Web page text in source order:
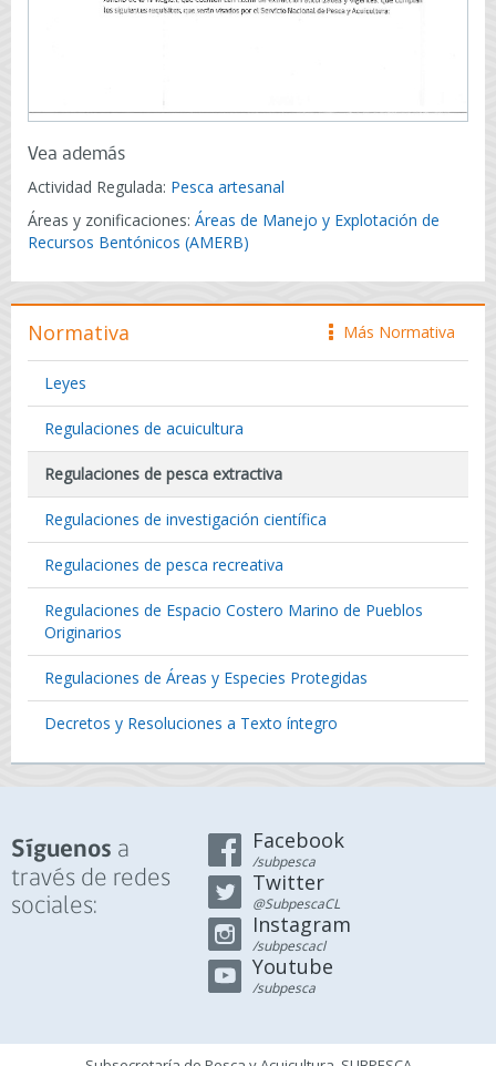
Vea además
Actividad Regulada: Pesca artesanal
Áreas y zonificaciones: Áreas de Manejo y Explotación de
Recursos Bentónicos (AMERB)
icono
Más Normativa
Normativa
Leyes
Regulaciones de acuicultura
Regulaciones de pesca extractiva
Regulaciones de investigación científica
Regulaciones de pesca recreativa
Regulaciones de Espacio Costero Marino de Pueblos
Originarios
Regulaciones de Áreas y Especies Protegidas
Decretos y Resoluciones a Texto íntegro
Síguenos a
través de redes
sociales:
Facebook
/subpesca
Twitter
@SubpescaCL
Instagram
/subpescacl
Youtube
/subpesca